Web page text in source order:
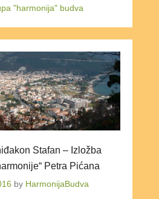
"harmonija" budva
Stafan – Izložba
Petra Pićana
by HarmonijaBudva